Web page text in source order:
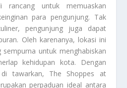
untuk memuaskan
para pengunjung. Tak
pengunjung juga dapat
Oleh karenanya, lokasi ini
untuk menghabiskan
kehidupan kota. Dengan
tawarkan, The Shoppes at
perpaduan ideal antara